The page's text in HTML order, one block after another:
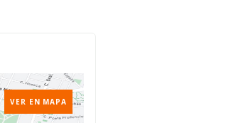
VER EN MAPA